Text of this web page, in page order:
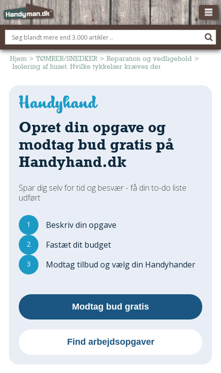
OM HANDYMAN.DK
FÅ 3 TILBUD
ANNONCERING
TØMRER/SNEDKER
Montage Og Nybyg
Reparation Og Vedligehold
Alt Om Køkkenet
Om Materialer
Andet
Regler Og Love
Udskiftning Og Montage
Om Materialer
Tips Og Tests
Montage Og Udskiftning
Reparation Og Vedligehold
Hjem > TØMRER/SNEDKER > Reparation og vedligehold >
Isolering af huset. Hvilke tykkelser kræves der?
Opret din opgave og
modtag bud gratis på
Handyhand.dk
Spar dig selv for tid og besvær - få din to-do liste
udført
1 Beskriv din opgave
2 Fastæt dit budget
3 Modtag tilbud og vælg din Handyhander
Modtag bud gratis
Find arbejdsopgaver